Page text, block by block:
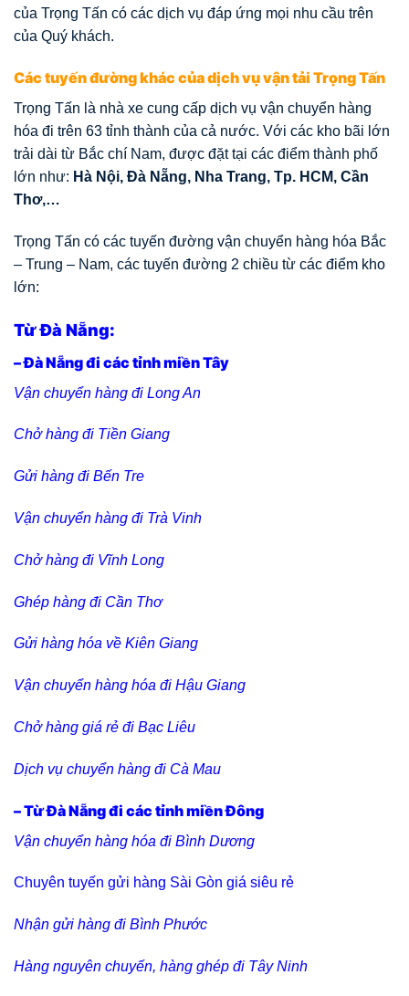
của Trọng Tấn có các dịch vụ đáp ứng mọi nhu cầu trên
của Quý khách.
Các tuyến đường khác của dịch vụ vận tải Trọng Tấn
Trọng Tấn là nhà xe cung cấp dịch vụ vận chuyển hàng
hóa đi trên 63 tỉnh thành của cả nước. Với các kho bãi lớn
trải dài từ Bắc chí Nam, được đặt tại các điểm thành phố
lớn như: Hà Nội, Đà Nẵng, Nha Trang, Tp. HCM, Cần
Thơ,…
Trọng Tấn có các tuyến đường vận chuyển hàng hóa Bắc
– Trung – Nam, các tuyến đường 2 chiều từ các điểm kho
lớn:
Từ Đà Nẵng:
– Đà Nẵng đi các tỉnh miền Tây
Vận chuyển hàng đi Long An
Chở hàng đi Tiền Giang
Gửi hàng đi Bến Tre
Vận chuyển hàng đi Trà Vinh
Chở hàng đi Vĩnh Long
Ghép hàng đi Cần Thơ
Gửi hàng hóa về Kiên Giang
Vận chuyển hàng hóa đi Hậu Giang
Chở hàng giá rẻ đi Bạc Liêu
Dịch vụ chuyển hàng đi Cà Mau
– Từ Đà Nẵng đi các tỉnh miền Đông
Vận chuyển hàng hóa đi Bình Dương
Chuyên tuyến gửi hàng Sài Gòn giá siêu rẻ
Nhận gửi hàng đi Bình Phước
Hàng nguyên chuyến, hàng ghép đi Tây Ninh